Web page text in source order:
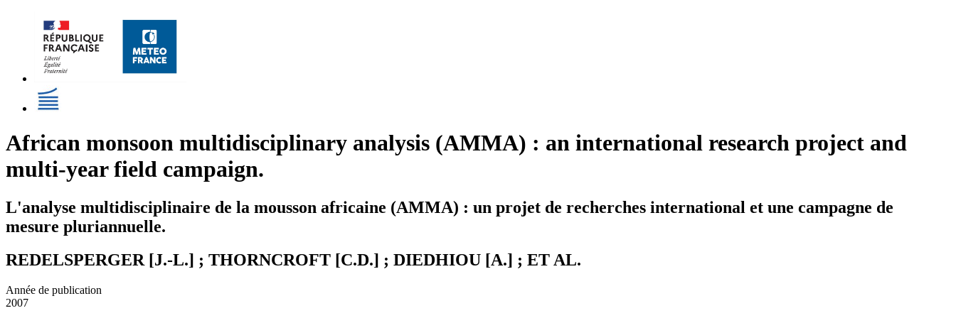
African monsoon multidisciplinary analysis (AMMA) : an international research project and
multi-year field campaign.
L'analyse multidisciplinaire de la mousson africaine (AMMA) : un projet de recherches international et une campagne de
mesure pluriannuelle.
REDELSPERGER [J.-L.] ; THORNCROFT [C.D.] ; DIEDHIOU [A.] ; ET AL.
Année de publication
2007